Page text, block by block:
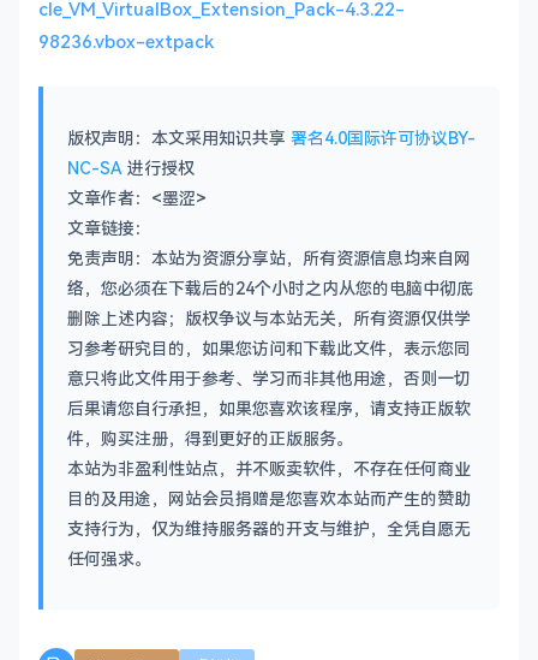
cle_VM_VirtualBox_Extension_Pack-4.3.22-
98236.vbox-extpack
版权声明：本文采用知识共享 署名4.0国际许可协议BY-
NC-SA 进行授权
文章作者：<墨涩>
文章链接：
免责声明：本站为资源分享站，所有资源信息均来自网
络，您必须在下载后的24个小时之内从您的电脑中彻底
删除上述内容；版权争议与本站无关，所有资源仅供学
习参考研究目的，如果您访问和下载此文件，表示您同
意只将此文件用于参考、学习而非其他用途，否则一切
后果请您自行承担，如果您喜欢该程序，请支持正版软
件，购买注册，得到更好的正版服务。
本站为非盈利性站点，并不贩卖软件，不存在任何商业
目的及用途，网站会员捐赠是您喜欢本站而产生的赞助
支持行为，仅为维持服务器的开支与维护，全凭自愿无
任何强求。